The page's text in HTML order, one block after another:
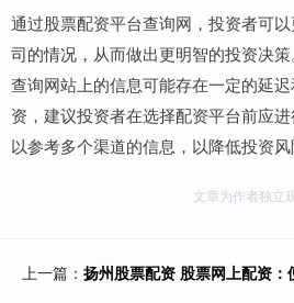
通过股票配资平台查询网，投资者可
司的情况，从而做出更明智的投资决
查询网站上的信息可能存在一定的延
资，建议投资者在选择配资平台前应
以参考多个渠道的信息，以降低投资风
文章为作者独立
上一篇： 扬州股票配资 股票网上配资